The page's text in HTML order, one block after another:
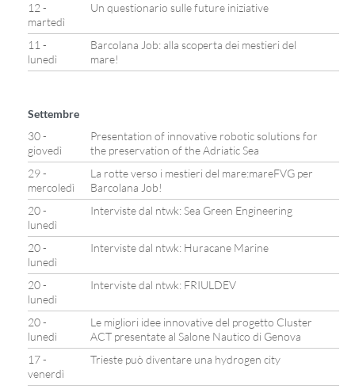
12 -
martedì
Un questionario sulle future iniziative
11 -
lunedì
Barcolana Job: alla scoperta dei mestieri del
mare!
Settembre
30 -
giovedì
Presentation of innovative robotic solutions for
the preservation of the Adriatic Sea
29 -
mercoledì
La rotte verso i mestieri del mare:mareFVG per
Barcolana Job!
20 -
lunedì
Interviste dal ntwk: Sea Green Engineering
20 -
lunedì
Interviste dal ntwk: Huracane Marine
20 -
lunedì
Interviste dal ntwk: FRIULDEV
20 -
lunedì
Le migliori idee innovative del progetto Cluster
ACT presentate al Salone Nautico di Genova
17 -
venerdì
Trieste può diventare una hydrogen city